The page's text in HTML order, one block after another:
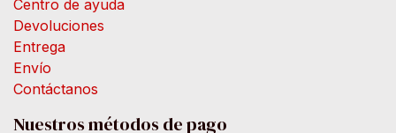
Centro de ayuda
Devoluciones
Entrega
Envío
Contáctanos
Nuestros métodos de pago